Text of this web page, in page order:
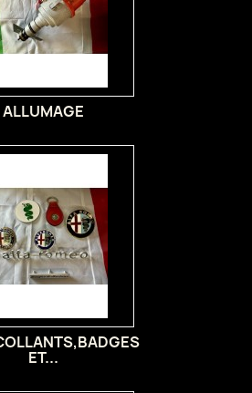
ALLUMAGE
ET...